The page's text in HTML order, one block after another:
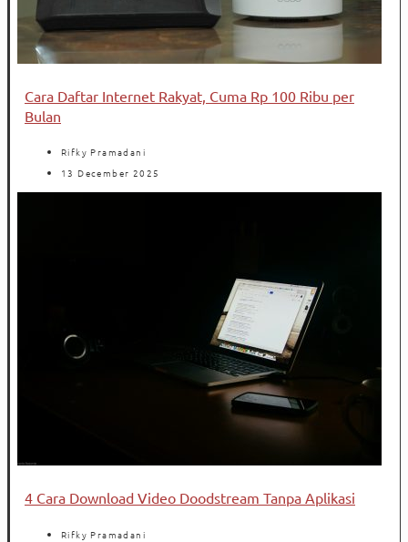
Cara Daftar Internet Rakyat, Cuma Rp 100 Ribu per
Bulan
Rifky Pramadani
13 December 2025
4 Cara Download Video Doodstream Tanpa Aplikasi
Rifky Pramadani